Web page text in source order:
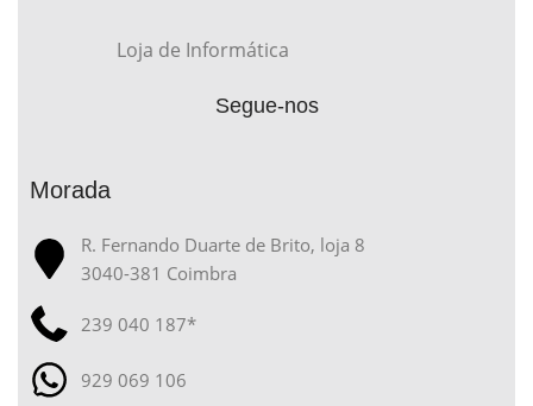
Loja de Informática
Segue-nos
Morada
R. Fernando Duarte de Brito, loja 8
3040-381 Coimbra
239 040 187*
929 069 106